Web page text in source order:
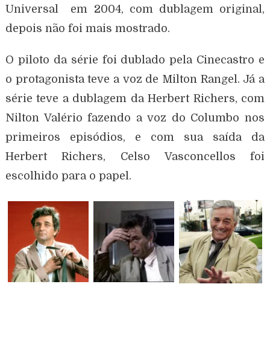
Universal em 2004, com dublagem original,
depois não foi mais mostrado.
O piloto da série foi dublado pela Cinecastro e
o protagonista teve a voz de Milton Rangel. Já a
série teve a dublagem da Herbert Richers, com
Nilton Valério fazendo a voz do Columbo nos
primeiros episódios, e com sua saída da
Herbert Richers, Celso Vasconcellos foi
escolhido para o papel.